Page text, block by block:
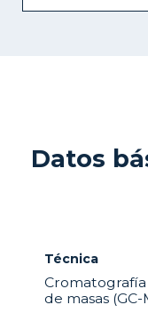
Datos
Técnica
de masas (GC-